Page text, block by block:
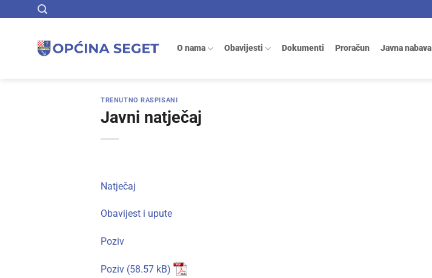
to
O nama Obavijesti Dokumenti Proračun Javna nabava
TRENUTNO RASPISANI
Javni natječaj
Natječaj
Obavijest i upute
Poziv
Poziv